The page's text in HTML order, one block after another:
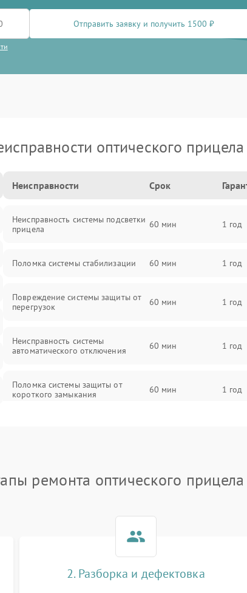
Отправить заявку и получить 1500 ₽
оптического
Неисправности Срок
Неисправность системы подсветки
прицела
60 мин 1 год
Поломка системы стабилизации 60 мин 1 год
Повреждение системы защиты от
перегрузок
60 мин 1 год
Неисправность системы
автоматического отключения
60 мин 1 год
Поломка системы защиты от
короткого замыкания
60 мин 1 год
перенапряжения
60 мин 1 год
Неисправность системы защиты от
Неисправность системы защиты от
ремонта оптического
2. Разборка и дефектовка